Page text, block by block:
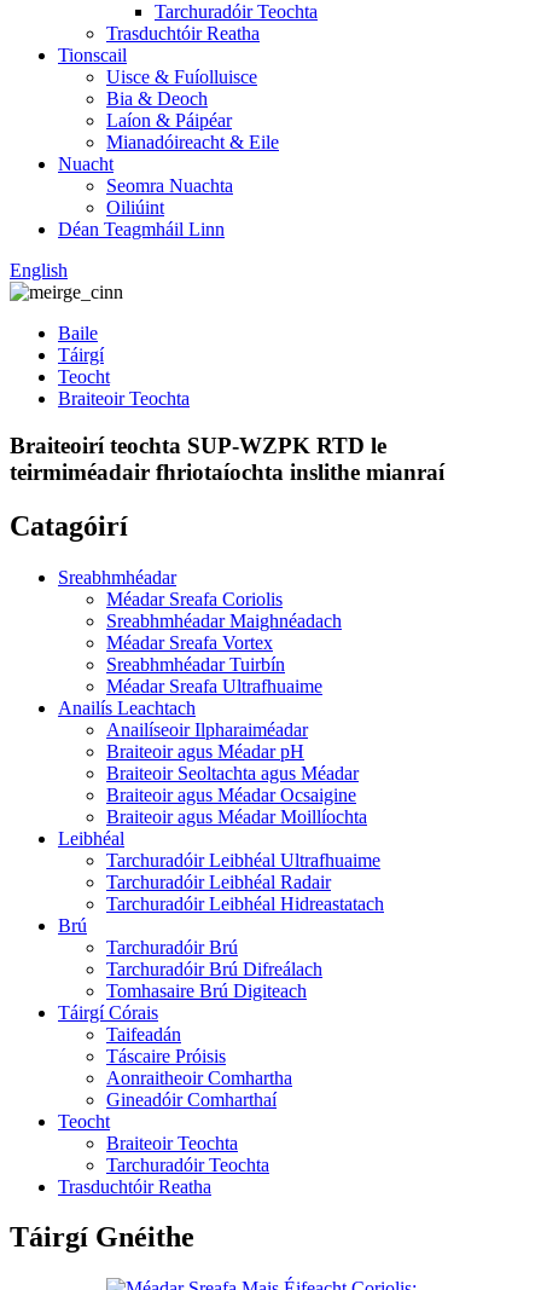
Tarchuradóir Teochta
Trasduchtóir Reatha
Tionscail
Uisce & Fuíolluisce
Bia & Deoch
Laíon & Páipéar
Mianadóireacht & Eile
Nuacht
Seomra Nuachta
Oiliúint
Déan Teagmháil Linn
English
Baile
Táirgí
Teocht
Braiteoir Teochta
Braiteoirí teochta SUP-WZPK RTD le
teirmiméadair fhriotaíochta inslithe mianraí
Catagóirí
Sreabhmhéadar
Méadar Sreafa Coriolis
Sreabhmhéadar Maighnéadach
Méadar Sreafa Vortex
Sreabhmhéadar Tuirbín
Méadar Sreafa Ultrafhuaime
Anailís Leachtach
Anailíseoir Ilpharaiméadar
Braiteoir agus Méadar pH
Braiteoir Seoltachta agus Méadar
Braiteoir agus Méadar Ocsaigine
Braiteoir agus Méadar Moillíochta
Leibhéal
Tarchuradóir Leibhéal Ultrafhuaime
Tarchuradóir Leibhéal Radair
Tarchuradóir Leibhéal Hidreastatach
Brú
Tarchuradóir Brú
Tarchuradóir Brú Difreálach
Tomhasaire Brú Digiteach
Táirgí Córais
Taifeadán
Táscaire Próisis
Aonraitheoir Comhartha
Gineadóir Comharthaí
Teocht
Braiteoir Teochta
Tarchuradóir Teochta
Trasduchtóir Reatha
Táirgí Gnéithe